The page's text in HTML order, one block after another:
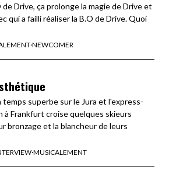
de Drive, ça prolonge la magie de Drive et
qui a failli réaliser la B.O de Drive. Quoi
·NEWCOMER
superbe sur le Jura et l'express-
à Frankfurt croise quelques skieurs
bronzage et la blancheur de leurs
·MUSICALEMENT